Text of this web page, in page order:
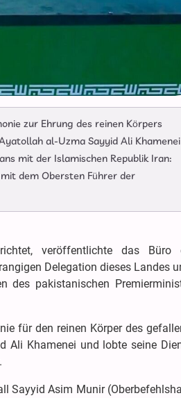
zur Ehrung des reinen Körpers
al-Uzma Sayyid Ali Khamenei
mit der Islamischen Republik Iran:
dem Obersten Führer der
veröffentlichte das Büro
Delegation dieses Landes
des pakistanischen
für den reinen Körper des
Ali Khamenei und lobte seine
Sayyid Asim Munir